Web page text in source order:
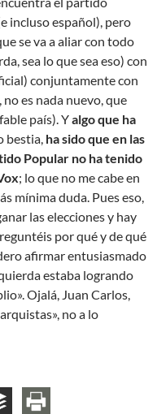
incluso español), pero
se va a aliar con todo
sea lo que sea eso) con
conjuntamente con
es nada nuevo, que
país). Yalgo que ha
bestia, ha sido que en las
Popular no ha tenido
; lo que no me cabe en
mínima duda. Pues eso,
las elecciones y hay
por qué y de qué
afirmar entusiasmado
estaba logrando
Ojalá, Juan Carlos,
no a lo